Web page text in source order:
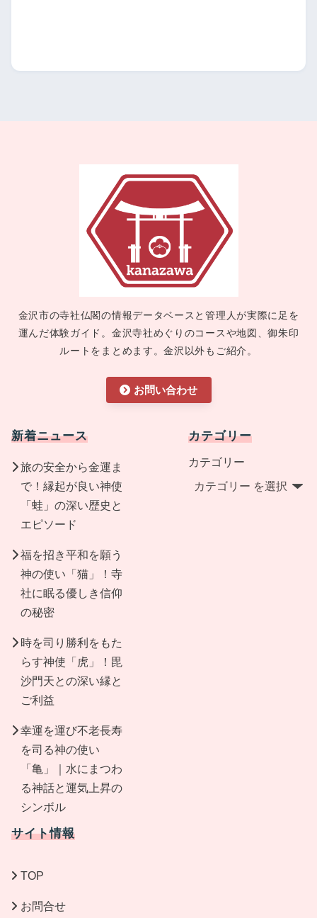
金沢市の寺社仏閣の情報データベースと管理人が実際に足を
運んだ体験ガイド。金沢寺社めぐりのコースや地図、御朱印
ルートをまとめます。金沢以外もご紹介。
お問い合わせ
新着ニュース
旅の安全から金運ま
で！縁起が良い神使
「蛙」の深い歴史と
エピソード
福を招き平和を願う
神の使い「猫」！寺
社に眠る優しき信仰
の秘密
時を司り勝利をもた
らす神使「虎」！毘
沙門天との深い縁と
ご利益
幸運を運び不老長寿
を司る神の使い
「亀」｜水にまつわ
る神話と運気上昇の
シンボル
カテゴリー
カテゴリー
サイト情報
TOP
お問合せ